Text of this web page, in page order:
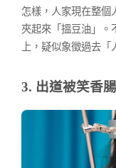
怎樣，人家現在整個
夾起來「搵豆油」。
上，疑似象徵過去
3. 出道被笑香